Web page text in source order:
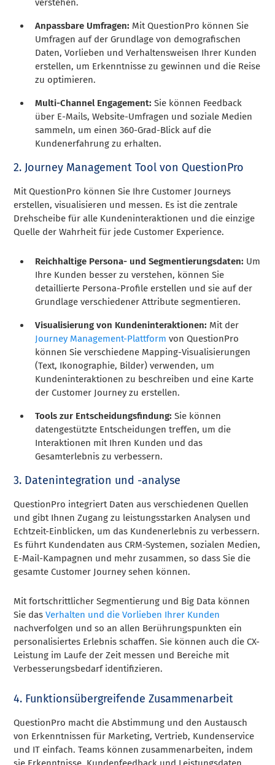
verstehen.
Anpassbare Umfragen: Mit QuestionPro können Sie
Umfragen auf der Grundlage von demografischen
Daten, Vorlieben und Verhaltensweisen Ihrer Kunden
erstellen, um Erkenntnisse zu gewinnen und die Reise
zu optimieren.
Multi-Channel Engagement:Sie können Feedback
über E-Mails, Website-Umfragen und soziale Medien
sammeln, um einen 360-Grad-Blick auf die
Kundenerfahrung zu erhalten.
2. Journey Management Tool von QuestionPro
Mit QuestionPro können Sie Ihre Customer Journeys
erstellen, visualisieren und messen. Es ist die zentrale
Drehscheibe für alle Kundeninteraktionen und die einzige
Quelle der Wahrheit für jede Customer Experience.
Reichhaltige Persona- und Segmentierungsdaten: Um
Ihre Kunden besser zu verstehen, können Sie
detaillierte Persona-Profile erstellen und sie auf der
Grundlage verschiedener Attribute segmentieren.
Visualisierung von Kundeninteraktionen: Mit der
Journey Management-Plattform von QuestionPro
können Sie verschiedene Mapping-Visualisierungen
(Text, Ikonographie, Bilder) verwenden, um
Kundeninteraktionen zu beschreiben und eine Karte
der Customer Journey zu erstellen.
Tools zur Entscheidungsfindung:Sie können
datengestützte Entscheidungen treffen, um die
Interaktionen mit Ihren Kunden und das
Gesamterlebnis zu verbessern.
3. Datenintegration und -analyse
QuestionPro integriert Daten aus verschiedenen Quellen
und gibt Ihnen Zugang zu leistungsstarken Analysen und
Echtzeit-Einblicken, um das Kundenerlebnis zu verbessern.
Es führt Kundendaten aus CRM-Systemen, sozialen Medien,
E-Mail-Kampagnen und mehr zusammen, so dass Sie die
gesamte Customer Journey sehen können.
Mit fortschrittlicher Segmentierung und Big Data können
Sie dasVerhalten und die Vorlieben Ihrer Kunden
nachverfolgen und so an allen Berührungspunkten ein
personalisiertes Erlebnis schaffen. Sie können auch die CX-
Leistung im Laufe der Zeit messen und Bereiche mit
Verbesserungsbedarf identifizieren.
4. Funktionsübergreifende Zusammenarbeit
QuestionPro macht die Abstimmung und den Austausch
von Erkenntnissen für Marketing, Vertrieb, Kundenservice
und IT einfach. Teams können zusammenarbeiten, indem